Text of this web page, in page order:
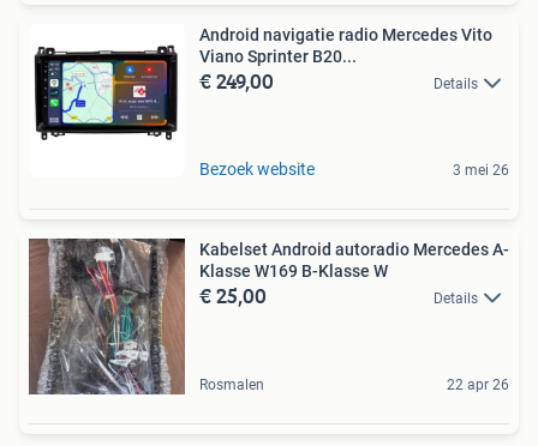
Android navigatie radio Mercedes Vito
Viano Sprinter B20...
€ 249,00 Details
Bezoek website 3 mei 26
Kabelset Android autoradio Mercedes A-
Klasse W169 B-Klasse W
€ 25,00 Details
Rosmalen 22 apr 26